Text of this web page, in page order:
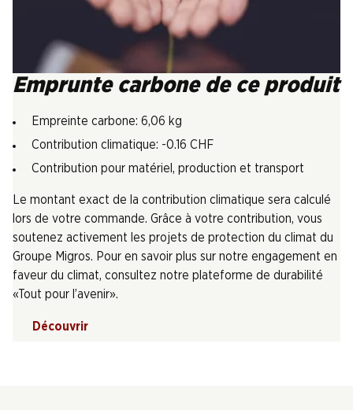
Emprunte carbone de ce produit
Empreinte carbone: 6,06 kg
Contribution climatique: -0.16 CHF
Contribution pour matériel, production et transport
Le montant exact de la contribution climatique sera calculé
lors de votre commande. Grâce à votre contribution, vous
soutenez activement les projets de protection du climat du
Groupe Migros. Pour en savoir plus sur notre engagement en
faveur du climat, consultez notre plateforme de durabilité
«Tout pour l’avenir».
Découvrir